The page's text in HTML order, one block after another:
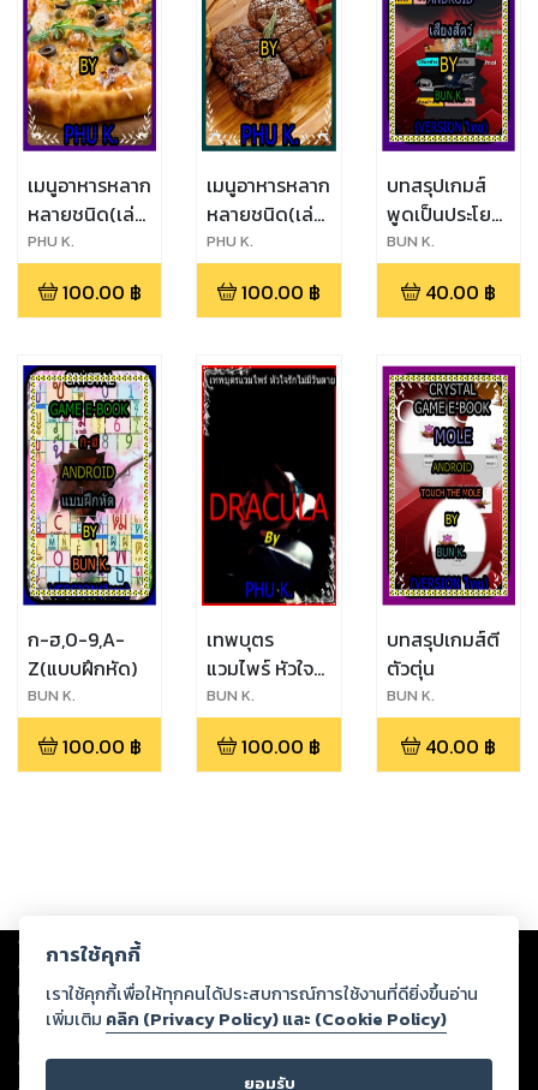
เมนูอาหารหลาก
หลายชนิด(เล่ม
ที่ 5)
PHU K.
100.00 ฿
เมนูอาหารหลาก
หลายชนิด(เล่ม
ที่ 4)
PHU K.
100.00 ฿
บทสรุปเกมส์
พูดเป็นประโยค
และเสียงร้อง
ของสัตว์ต่างๆ
BUN K.
40.00 ฿
ก-ฮ,0-9,A-
Z(แบบฝึกหัด)
BUN K.
100.00 ฿
เทพบุตร
แวมไพร์ หัวใจ
รักไม่มีวันตาย
BUN K.
100.00 ฿
บทสรุปเกมส์ตี
ตัวตุ่น
BUN K.
40.00 ฿
Copyright © 2026
ต่อผลงานหรือเนื้อหาใดที่อัปโหลดผ่านเว็บไซต์และปรากฏว่าละเมิดสิทธิใน
ทรัพย์สินทางปัญญาของบุคคลอื่นหรือขัดต่อกฎหมายและศีลธรรม ดังนั้น ผู้อ่าน
ทุกท่านโปรดใช้วิจารณญาณในการกลั่นกรองด้วยตนเอง และหากท่านพบว่าส่วน
หนึ่งส่วนใดขัดต่อกฎหมายและศีลธรรม กรุณาแจ้งมายังบริษัท เพื่อทีมงานจะได้
ดำเนินการในทันที ทั้งนี้ ทางสตอรี่ล็อกขอสงวนลิขสิทธิ์ตามพระราชบัญญัติ
การใช้คุกกี้
เราใช้คุกกี้เพื่อให้ทุกคนได้ประสบการณ์การใช้งานที่ดียิ่งขึ้นอ่าน
เพิ่มเติม คลิก (Privacy Policy) และ (Cookie Policy)
ยอมรับ